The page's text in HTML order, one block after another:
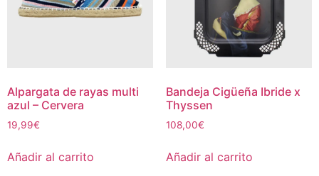
Alpargata de rayas multi
azul – Cervera
19,99€
Añadir al carrito
Bandeja Cigüeña Ibride x
Thyssen
108,00€
Añadir al carrito